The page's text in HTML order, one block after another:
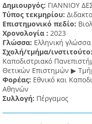
Δημιουργός: ΓΙΑΝΝΙΟΥ
Τύπος τεκμηρίου:
Επιστημονικό πεδίο:
Χρονολογία : 2023
Γλώσσα: Ελληνική γλώσσα
Σχολή/τμήμα/ινστιτούτο:
Καποδιστριακό
Θετικών Επιστημών ▶
Φορέας: Εθνικό και
Αθηνών
Συλλογή: Πέργαμος